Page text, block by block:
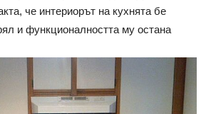
че интериорът на кухнята бе
и функционалността му остана